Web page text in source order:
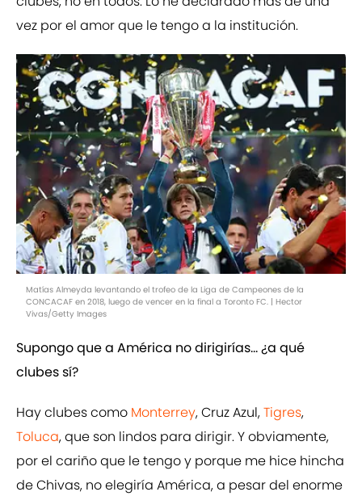
vez por el amor que le tengo a la institución.
Matías Almeyda levantando el trofeo de la Liga de Campeones de la
CONCACAF en 2018, luego de vencer en la final a Toronto FC. | Hector
Vivas/Getty Images
Supongo que a América no dirigirías... ¿a qué
clubes sí?
Hay clubes como Monterrey, Cruz Azul,Tigres,
Toluca, que son lindos para dirigir. Y obviamente,
por el cariño que le tengo y porque me hice hincha
de Chivas, no elegiría América, a pesar del enorme